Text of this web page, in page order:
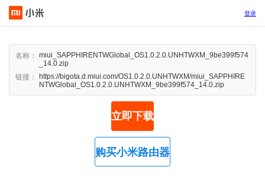
登录
名称：
miui_SAPPHIRENTWGlobal_OS1.0.2.0.UNHTWXM_9be399f574
_14.0.zip
链接：
https://bigota.d.miui.com/OS1.0.2.0.UNHTWXM/miui_SAPPHIRE
NTWGlobal_OS1.0.2.0.UNHTWXM_9be399f574_14.0.zip
立即下载
购买小米路由器